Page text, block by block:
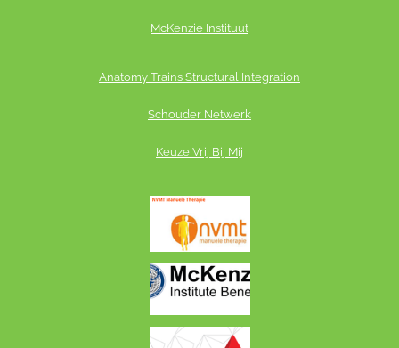
I
McKenzie Instituut
Anatomy Trains Structural Integration
Schouder Netwerk
Keuze Vrij Bij Mij